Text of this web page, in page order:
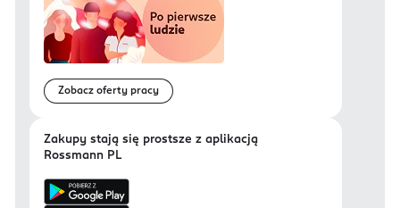
Zobacz oferty pracy
Zakupy stają się prostsze z aplikacją
Rossmann PL